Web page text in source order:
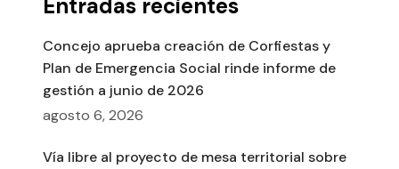
Entradas recientes
Concejo aprueba creación de Corfiestas y
Plan de Emergencia Social rinde informe de
gestión a junio de 2026
agosto 6, 2026
Vía libre al proyecto de mesa territorial sobre